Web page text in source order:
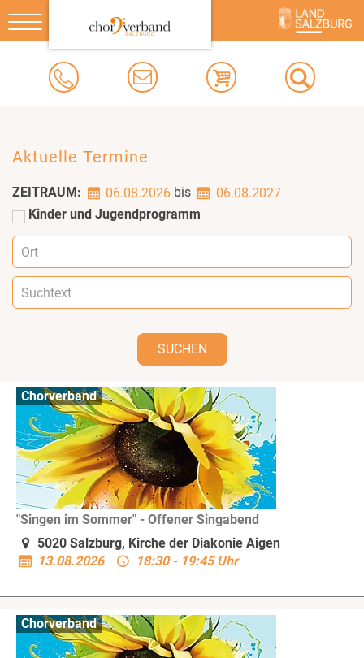
Toggle
navigation
Aktuelle Termine
ZEITRAUM: 06.08.2026 bis
06.08.2027
Kinder und Jugendprogramm
SUCHEN
Chorverband
"Singen im Sommer" - Offener Singabend
5020 Salzburg, Kirche der Diakonie Aigen
13.08.2026
18:30 - 19:45 Uhr
Chorverband